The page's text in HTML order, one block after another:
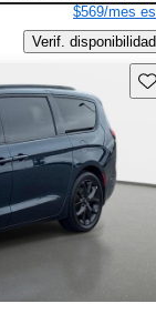
$569/mes
Verif. disponibilidad